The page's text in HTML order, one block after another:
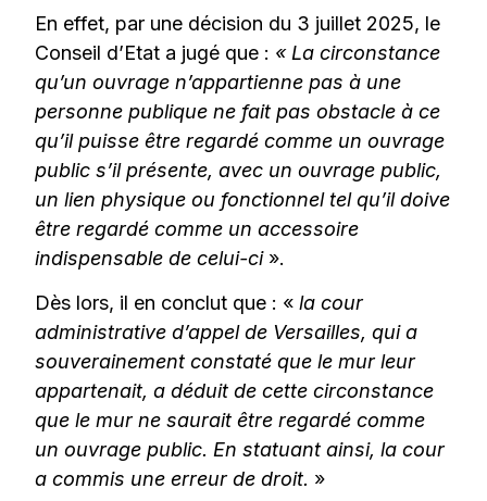
En effet, par une décision du 3 juillet 2025, le
Conseil d’Etat a jugé que : « La circonstance
qu’un ouvrage n’appartienne pas à une
personne publique ne fait pas obstacle à ce
qu’il puisse être regardé comme un ouvrage
public s’il présente, avec un ouvrage public,
un lien physique ou fonctionnel tel qu’il doive
être regardé comme un accessoire
indispensable de celui-ci».
Dès lors, il en conclut que : «la cour
administrative d’appel de Versailles, qui a
souverainement constaté que le mur leur
appartenait, a déduit de cette circonstance
que le mur ne saurait être regardé comme
un ouvrage public. En statuant ainsi, la cour
a commis une erreur de droit. »